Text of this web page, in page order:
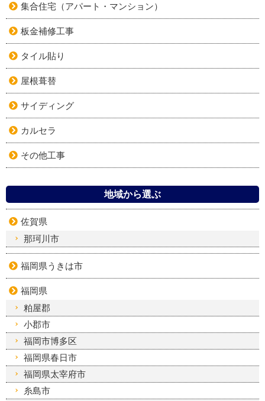
集合住宅（アパート・マンション）
板金補修工事
タイル貼り
屋根葺替
サイディング
カルセラ
その他工事
地域から選ぶ
佐賀県
那珂川市
福岡県うきは市
福岡県
粕屋郡
小郡市
福岡市博多区
福岡県春日市
福岡県太宰府市
糸島市